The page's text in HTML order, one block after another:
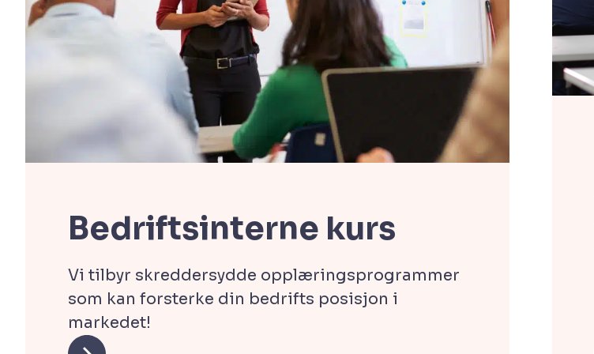
Bedriftsinterne kurs
Vi tilbyr skreddersydde opplæringsprogrammer
som kan forsterke din bedrifts posisjon i
markedet!